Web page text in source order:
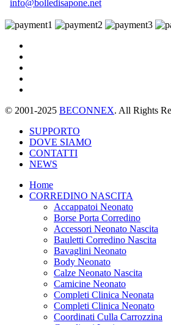
info@bolledisapone.net
© 2001-2025 BECONNEX. All Rights
SUPPORTO
DOVE SIAMO
CONTATTI
NEWS
Home
CORREDINO NASCITA
Accappatoi Neonato
Borse Porta Corredino
Accessori Neonato Nascita
Bauletti Corredino Nascita
Bavaglini Neonato
Body Neonato
Calze Neonato Nascita
Camicine Neonato
Completi Clinica Neonata
Completi Clinica Neonato
Coordinati Culla Carrozzina